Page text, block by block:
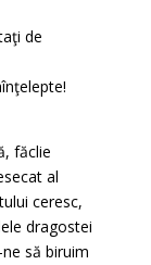
de
făclie
al
ceresc,
dragostei
să biruim